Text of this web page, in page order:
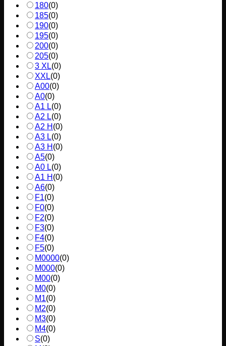
180(0)
185(0)
190(0)
195(0)
200(0)
205(0)
3 XL(0)
XXL(0)
A00(0)
A0(0)
A1 L(0)
A2 L(0)
A2 H (0)
A3 L(0)
A3 H (0)
A5(0)
A0 L(0)
A1 H (0)
A6(0)
F1(0)
F0(0)
F2(0)
F3(0)
F4(0)
F5(0)
M0000(0)
M000(0)
M00(0)
M0(0)
M1(0)
M2(0)
M3(0)
M4(0)
S(0)